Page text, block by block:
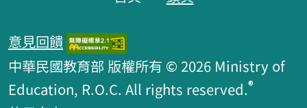
意見回饋
中華民國教育部 版權所有 © 2026 Ministry of
Education, R.O.C. All rights reserved.®